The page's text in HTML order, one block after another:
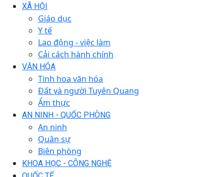
XÃ HỘI
Giáo dục
Y tế
Lao động - việc làm
Cải cách hành chính
VĂN HÓA
Tinh hoa văn hóa
Đất và người Tuyên Quang
Ẩm thực
AN NINH - QUỐC PHÒNG
An ninh
Quân sự
Biên phòng
KHOA HỌC - CÔNG NGHỆ